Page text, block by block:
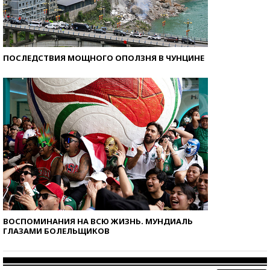
ПОСЛЕДСТВИЯ МОЩНОГО ОПОЛЗНЯ В ЧУНЦИНЕ
ВОСПОМИНАНИЯ НА ВСЮ ЖИЗНЬ. МУНДИАЛЬ
ГЛАЗАМИ БОЛЕЛЬЩИКОВ